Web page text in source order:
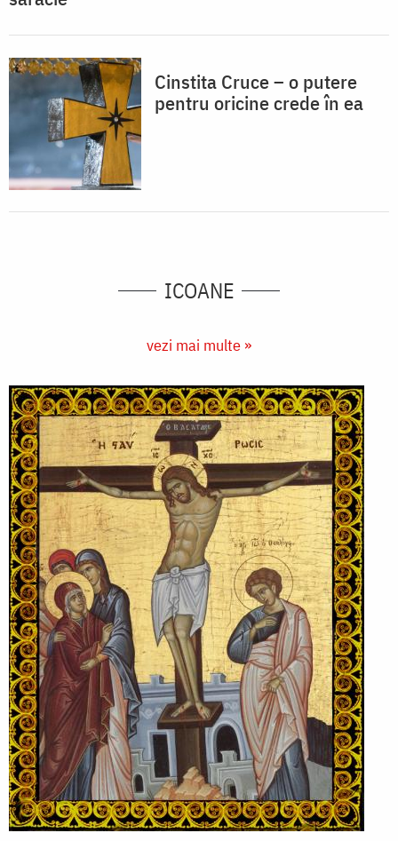
Cinstita Cruce – o putere
pentru oricine crede în ea
ICOANE
vezi mai multe »